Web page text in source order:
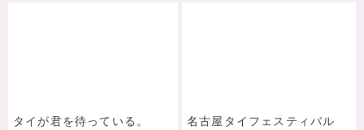
タイが君を待っている。
名古屋タイフェスティバル